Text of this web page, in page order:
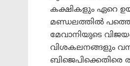
കക്ഷികളും ഏറെ
മണ്ഡലത്തിൽ
മേവാനിയുടെ
വിശകലനങ്ങളും
ബിജെപിക്കെതിരെ